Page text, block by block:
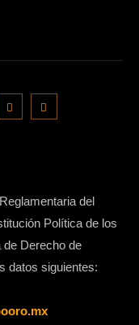
del
Política de los
Derecho de
datos siguientes: